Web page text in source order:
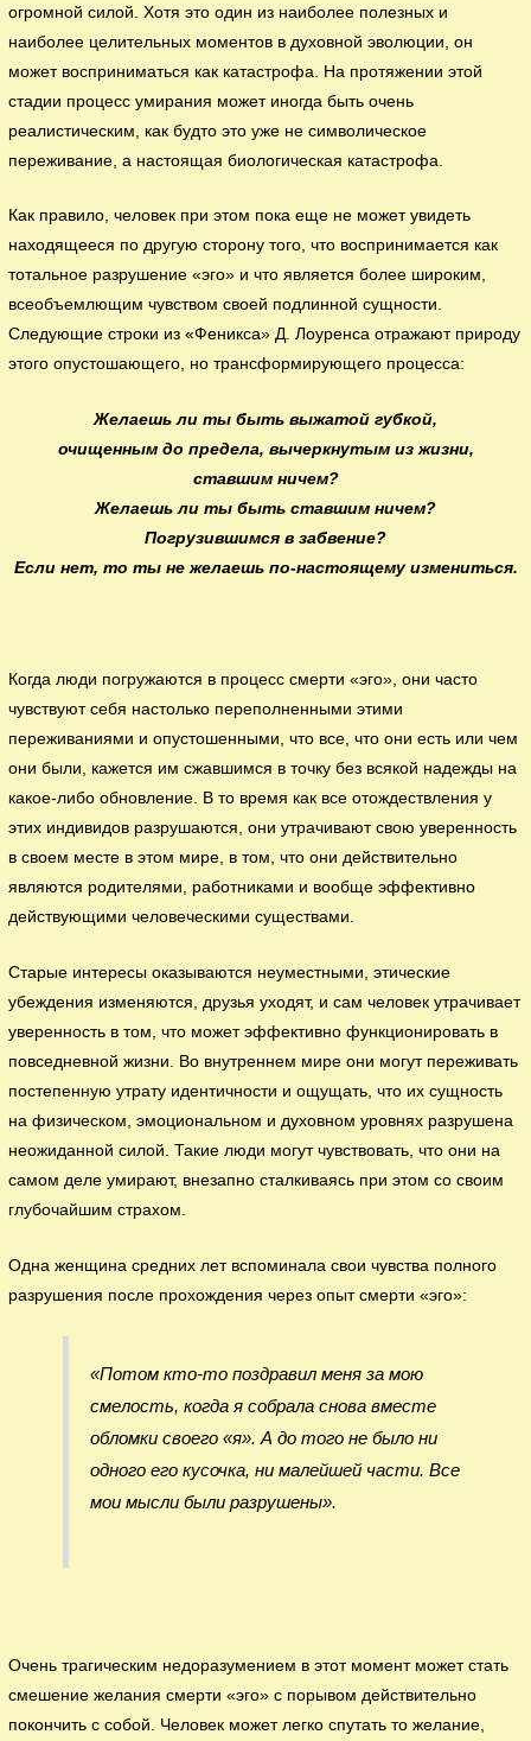
огромной силой. Хотя это один из наиболее полезных и
наиболее целительных моментов в духовной эволюции, он
может восприниматься как катастрофа. На протяжении этой
стадии процесс умирания может иногда быть очень
реалистическим, как будто это уже не символическое
переживание, а настоящая биологическая катастрофа.
Как правило, человек при этом пока еще не может увидеть
находящееся по другую сторону того, что воспринимается как
тотальное разрушение «эго» и что является более широким,
всеобъемлющим чувством своей подлинной сущности.
Следующие строки из «Феникса» Д. Лоуренса отражают природу
этого опустошающего, но трансформирующего процесса:
Желаешь ли ты быть выжатой губкой,
очищенным до предела, вычеркнутым из жизни,
ставшим ничем?
Желаешь ли ты быть ставшим ничем?
Погрузившимся в забвение?
Если нет, то ты не желаешь по-настоящему измениться.
Когда люди погружаются в процесс смерти «эго», они часто
чувствуют себя настолько переполненными этими
переживаниями и опустошенными, что все, что они есть или чем
они были, кажется им сжавшимся в точку без всякой надежды на
какое-либо обновление. В то время как все отождествления у
этих индивидов разрушаются, они утрачивают свою уверенность
в своем месте в этом мире, в том, что они действительно
являются родителями, работниками и вообще эффективно
действующими человеческими существами.
Старые интересы оказываются неуместными, этические
убеждения изменяются, друзья уходят, и сам человек утрачивает
уверенность в том, что может эффективно функционировать в
повседневной жизни. Во внутреннем мире они могут переживать
постепенную утрату идентичности и ощущать, что их сущность
на физическом, эмоциональном и духовном уровнях разрушена
неожиданной силой. Такие люди могут чувствовать, что они на
самом деле умирают, внезапно сталкиваясь при этом со своим
глубочайшим страхом.
Одна женщина средних лет вспоминала свои чувства полного
разрушения после прохождения через опыт смерти «эго»:
«Потом кто-то поздравил меня за мою
смелость, когда я собрала снова вместе
обломки своего «я». А до того не было ни
одного его кусочка, ни малейшей части. Все
мои мысли были разрушены».
Очень трагическим недоразумением в этот момент может стать
смешение желания смерти «эго» с порывом действительно
покончить с собой. Человек может легко спутать то желание,